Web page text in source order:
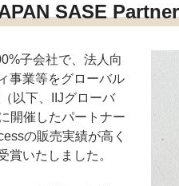
SASE
子会社で、法人向
事業等をグローバル
以下、IIJグローバ
開催したパートナー
の販売実績が高く
賞いたしました。